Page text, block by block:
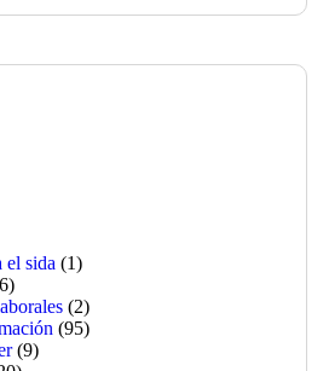
el sida (1)
(2)
(95)
(9)